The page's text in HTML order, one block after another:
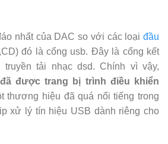
nhất của DAC so với các loại đầu
đó là cổng usb. Đây là cổng kết
tải nhạc dsd. Chính vì vậy,
đã được trang bị trình điều khiển
thương hiệu đã quá nổi tiếng trong
xử lý tín hiệu USB dành riêng cho